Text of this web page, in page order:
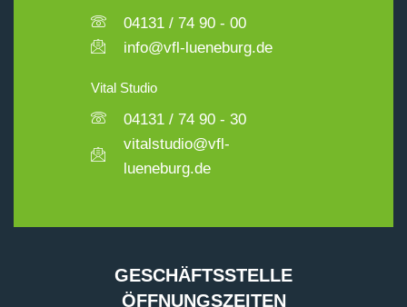
04131 / 74 90 - 00
info@vfl-lueneburg.de
Vital Studio
04131 / 74 90 - 30
vitalstudio@vfl-
lueneburg.de
GESCHÄFTSSTELLE
ÖFFNUNGSZEITEN